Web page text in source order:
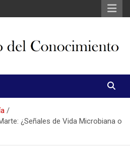
Conocimiento
¿Señales de Vida Microbiana o